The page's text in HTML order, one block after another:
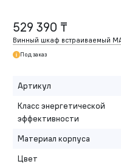
529 390 ₸
Винный шкаф встраиваемый
Под заказ
Артикул
Класс энергетической
эффективности
Материал корпуса
Цвет